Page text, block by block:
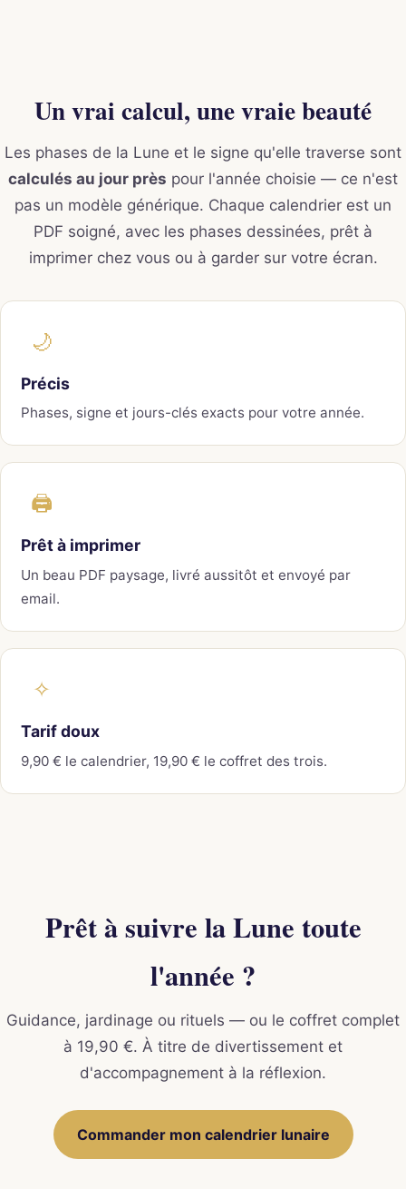
Un vrai calcul, une vraie beauté
Les phases de la Lune et le signe qu'elle traverse sont
calculés au jour près pour l'année choisie — ce n'est
pas un modèle générique. Chaque calendrier est un
PDF soigné, avec les phases dessinées, prêt à
imprimer chez vous ou à garder sur votre écran.
🌙
Précis
Phases, signe et jours-clés exacts pour votre année.
🖨️
Prêt à imprimer
Un beau PDF paysage, livré aussitôt et envoyé par
email.
✧
Tarif doux
9,90 € le calendrier, 19,90 € le coffret des trois.
Prêt à suivre la Lune toute
l'année ?
Guidance, jardinage ou rituels — ou le coffret complet
à 19,90 €. À titre de divertissement et
d'accompagnement à la réflexion.
Commander mon calendrier lunaire